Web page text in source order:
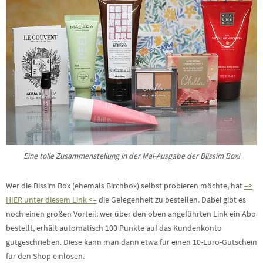
Eine tolle Zusammenstellung in der Mai-Ausgabe der Blissim Box!
Wer die Bissim Box (ehemals Birchbox) selbst probieren möchte, hat–>
HIER unter diesem Link <–die Gelegenheit zu bestellen. Dabei gibt es
noch einen großen Vorteil: wer über den oben angeführten Link ein Abo
bestellt, erhält automatisch 100 Punkte auf das Kundenkonto
gutgeschrieben. Diese kann man dann etwa für einen 10-Euro-Gutschein
für den Shop einlösen.